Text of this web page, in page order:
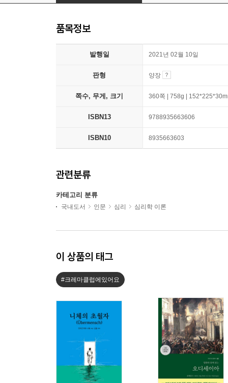
품목정보
발행일 2021년 02월 10일
판형 양장
쪽수, 무게, 크기 360쪽 | 758g |
ISBN13 9788935663606
ISBN10 8935663603
관련분류
카테고리 분류
국내도서 인문 심리 심리학 이론
이 상품의 태그
#크레마클럽에있어요